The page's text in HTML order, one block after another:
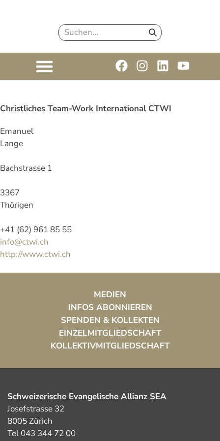
Christliches Team-Work International CTWI
Emanuel
Lange
Bachstrasse 1
3367
Thörigen
+41 (62) 961 85 55
info@ctwi.ch
http://www.ctwi.ch
MEDIEN
INFOS ABONNIEREN
SPENDEN & KOLLEKTEN
EINZELMITGLIEDSCHAFT
KOLLEKTIVMITGLIEDSCHAFT
Schweizerische Evangelische Allianz SEA
Josefstrasse 32
8005 Zürich
Tel 043 344 72 00